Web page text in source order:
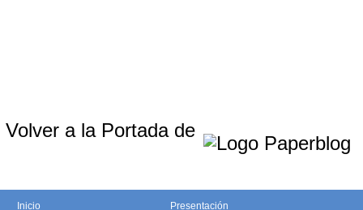
Volver a la Portada de
Inicio Presentación